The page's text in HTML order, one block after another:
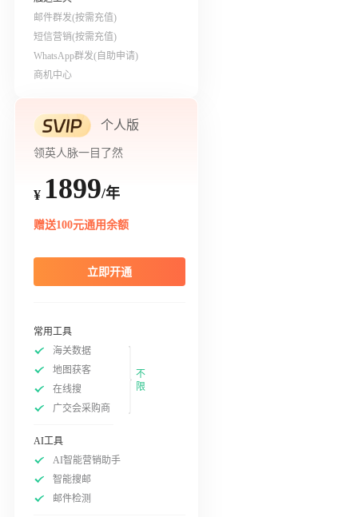
邮件群发(按需充值)
短信营销(按需充值)
WhatsApp群发(自助申请)
商机中心
个人版
领英人脉一目了然
¥ 1899/年
赠送100元通用余额
立即开通
常用工具
海关数据
地图获客
在线搜
广交会采购商
不
限
AI工具
AI智能营销助手
智能搜邮
邮件检测